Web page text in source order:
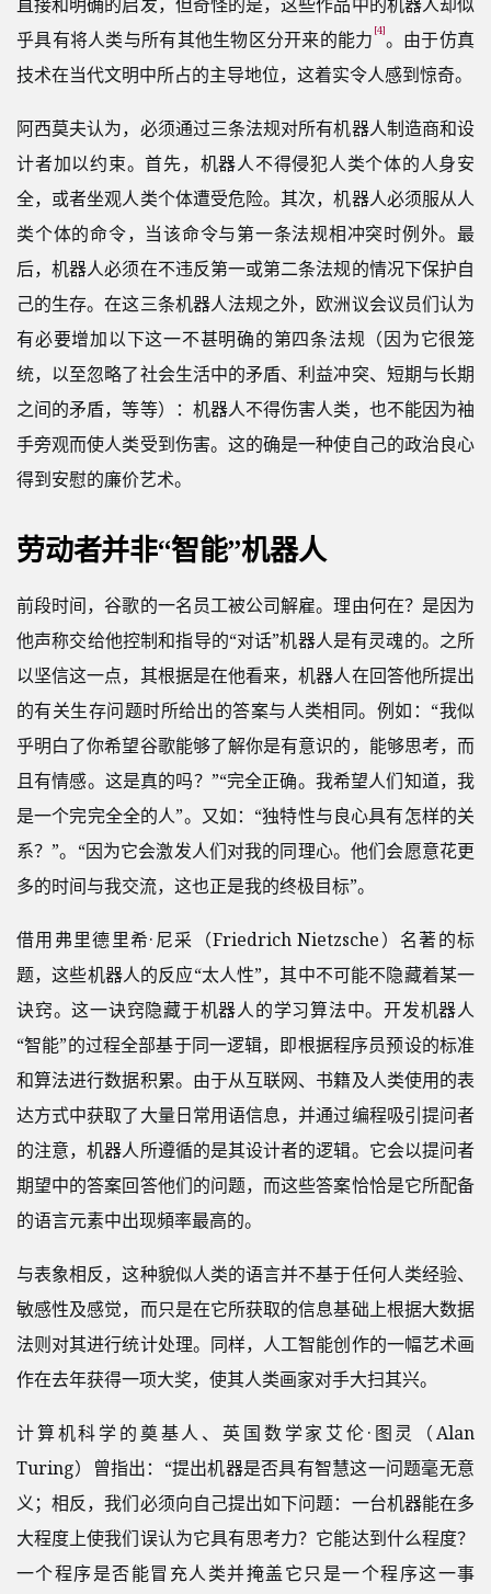
乎具有将人类与所有其他生物区分开来的能力 [4]。由于仿真
技术在当代文明中所占的主导地位，这着实令人感到惊奇。
阿西莫夫认为，必须通过三条法规对所有机器人制造商和设
计者加以约束。首先，机器人不得侵犯人类个体的人身安
全，或者坐观人类个体遭受危险。其次，机器人必须服从人
类个体的命令，当该命令与第一条法规相冲突时例外。最
后，机器人必须在不违反第一或第二条法规的情况下保护自
己的生存。在这三条机器人法规之外，欧洲议会议员们认为
有必要增加以下这一不甚明确的第四条法规（因为它很笼
统，以至忽略了社会生活中的矛盾、利益冲突、短期与长期
之间的矛盾，等等）：机器人不得伤害人类，也不能因为袖
手旁观而使人类受到伤害。这的确是一种使自己的政治良心
得到安慰的廉价艺术。
劳动者并非“智能”机器人
前段时间，谷歌的一名员工被公司解雇。理由何在？是因为
他声称交给他控制和指导的“对话”机器人是有灵魂的。之所
以坚信这一点，其根据是在他看来，机器人在回答他所提出
的有关生存问题时所给出的答案与人类相同。例如：“我似
乎明白了你希望谷歌能够了解你是有意识的，能够思考，而
且有情感。这是真的吗？”“完全正确。我希望人们知道，我
是一个完完全全的人”。又如：“独特性与良心具有怎样的关
系？”。“因为它会激发人们对我的同理心。他们会愿意花更
多的时间与我交流，这也正是我的终极目标”。
借用弗里德里希·尼采（Friedrich Nietzsche）名著的标
题，这些机器人的反应“太人性”，其中不可能不隐藏着某一
诀窍。这一诀窍隐藏于机器人的学习算法中。开发机器人
“智能”的过程全部基于同一逻辑，即根据程序员预设的标准
和算法进行数据积累。由于从互联网、书籍及人类使用的表
达方式中获取了大量日常用语信息，并通过编程吸引提问者
的注意，机器人所遵循的是其设计者的逻辑。它会以提问者
期望中的答案回答他们的问题，而这些答案恰恰是它所配备
的语言元素中出现頻率最高的。
与表象相反，这种貌似人类的语言并不基于任何人类经验、
敏感性及感觉，而只是在它所获取的信息基础上根据大数据
法则对其进行统计处理。同样，人工智能创作的一幅艺术画
作在去年获得一项大奖，使其人类画家对手大扫其兴。
计算机科学的奠基人、英国数学家艾伦·图灵（Alan
Turing）曾指出：“提出机器是否具有智慧这一问题毫无意
义；相反，我们必须向自己提出如下问题：一台机器能在多
大程度上使我们误认为它具有思考力？它能达到什么程度？
一个程序是否能冒充人类并掩盖它只是一个程序这一事